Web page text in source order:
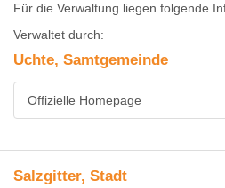
Für die Verwaltung liegen folgende
Verwaltet durch:
Uchte, Samtgemeinde
Offizielle Homepage
Salzgitter, Stadt